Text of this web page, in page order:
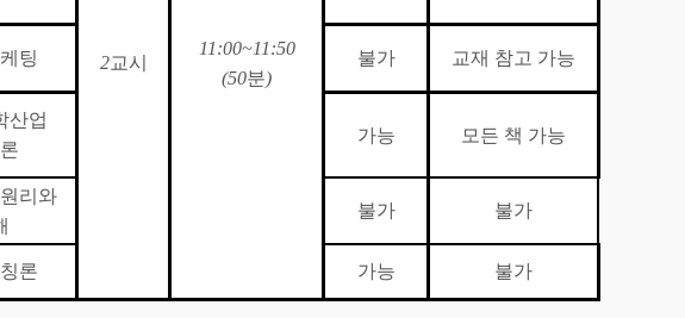
2교시
11:00~11:50
(50분)
팅 불가 교재 참고 가능
산업
가능 모든 책 가능
리와
불가 불가
론 가능 불가